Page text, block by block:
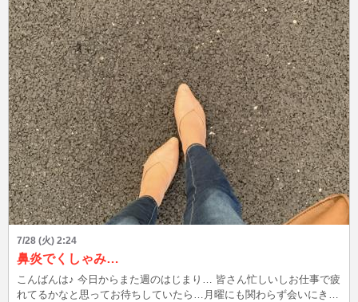
ードとドリンクが足りなくなって私が買い出しに行くというハプニン
グもありましたがワイワイ楽しい1日を過ごしました🤭 良い1年にな
ればいいなと思っています😊 7月も残すところわずかです! そして試
験日も近づいてきています✏️ …の前に1つ大事な行事があるのです😊
○○○を企画いたしました⭐️ いつも読んでいただきありがとうございま
す😊
7/28 (火) 2:24
鼻炎でくしゃみ…
こんばんは♪ 今日からまた週のはじまり… 皆さん忙しいしお仕事で疲
れてるかなと思ってお待ちしていたら…月曜にも関わらず会いにきて